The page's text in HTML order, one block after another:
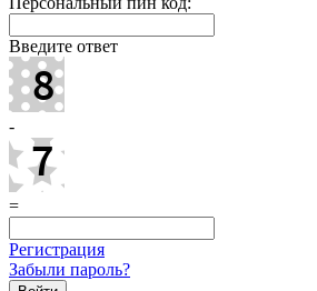
Введите ответ
-
=
Регистрация
Забыли пароль?